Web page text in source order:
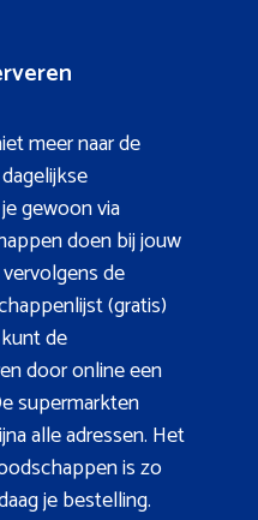
meer naar de
gewoon via
doen bij jouw
de
(gratis)
de
door online een
supermarkten
alle adressen. Het
is zo
je bestelling.